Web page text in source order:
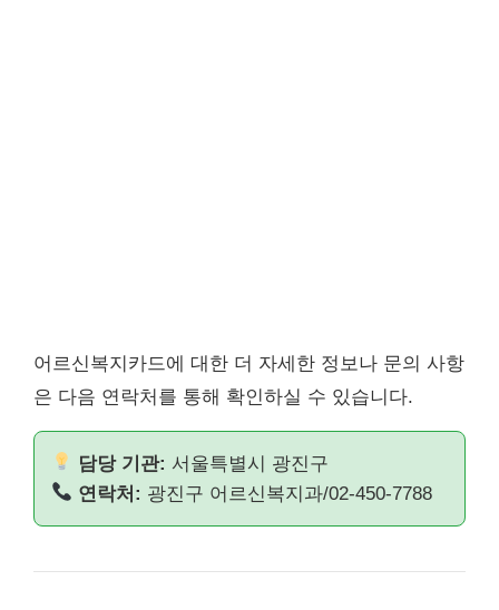
어르신복지카드에 대한 더 자세한 정보나 문의 사항
은 다음 연락처를 통해 확인하실 수 있습니다.
담당 기관: 서울특별시 광진구
연락처: 광진구 어르신복지과/02-450-7788